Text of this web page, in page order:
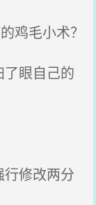
鸡毛小术？
眼自己的
修改两分